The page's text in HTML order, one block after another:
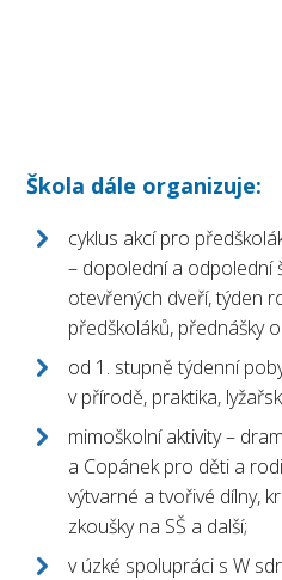
Škola dále organizuje:
cyklus akcí pro
– dopolední a odpolední
otevřených dveří, týden
předškoláků, přednášky
od 1. stupně týdenní
v přírodě, praktika,
mimoškolní aktivity –
a Copánek pro děti a
výtvarné a tvořivé dílny,
zkoušky na SŠ a další;
v úzké spolupráci s W